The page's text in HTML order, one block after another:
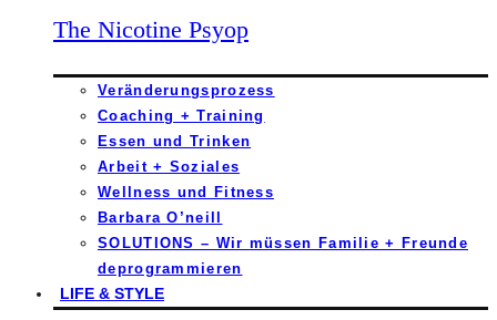
The Nicotine Psyop
Veränderungsprozess
Coaching + Training
Essen und Trinken
Arbeit + Soziales
Wellness und Fitness
Barbara O’neill
SOLUTIONS – Wir müssen Familie + Freunde
deprogrammieren
LIFE & STYLE